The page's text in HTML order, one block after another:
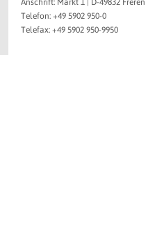
Anschrift: Markt 1 | D-49832 Freren
Telefon: +49 5902 950-0
Telefax: +49 5902 950-9950